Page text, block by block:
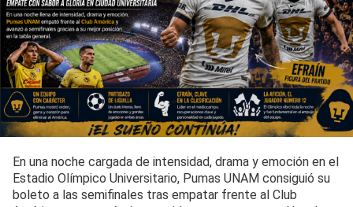
En una noche cargada de intensidad, drama y emoción en el
Estadio Olímpico Universitario, Pumas UNAM consiguió su
boleto a las semifinales tras empatar frente al Club